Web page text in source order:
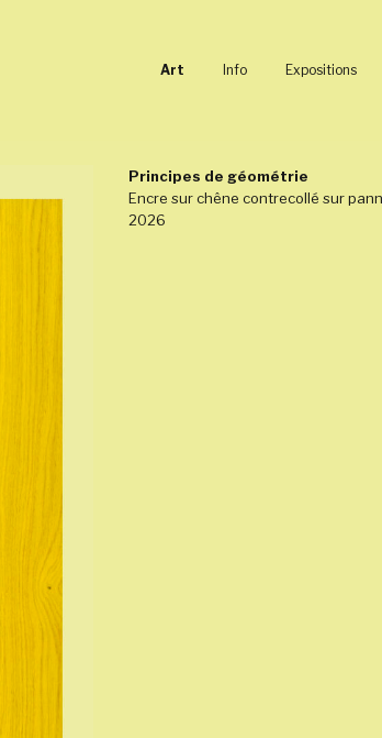
Art Info Expositions
Principes de géométrie
Encre sur chêne contrecollé sur
2026